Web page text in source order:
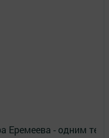
Еремеева - одним